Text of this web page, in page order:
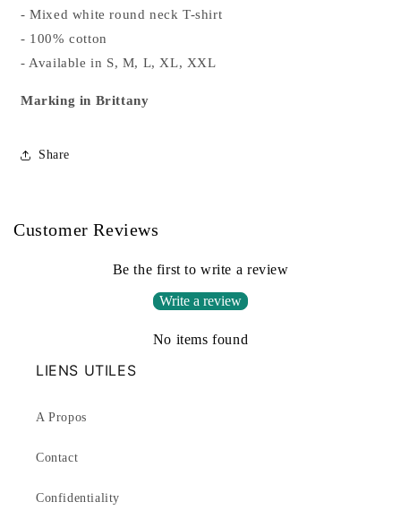
- Mixed white round neck T-shirt
- 100% cotton
- Available in S, M, L, XL, XXL
Marking in Brittany
Share
Customer Reviews
Be the first to write a review
Write a review
No items found
LIENS UTILES
A Propos
Contact
Confidentiality